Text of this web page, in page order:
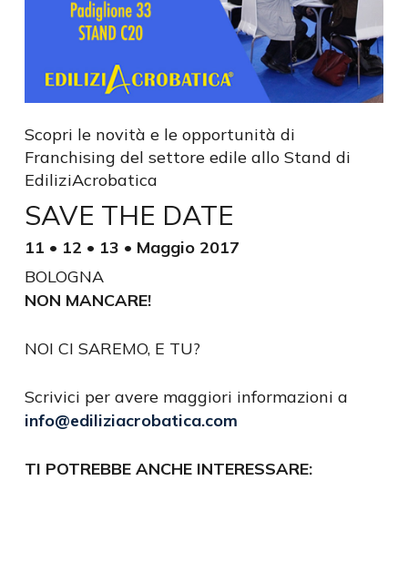
Scopri le novità e le opportunità di
Franchising del settore edile allo Stand di
EdiliziAcrobatica
SAVE THE DATE
11 • 12 • 13 • Maggio 2017
BOLOGNA
NON MANCARE!
NOI CI SAREMO, E TU?
Scrivici per avere maggiori informazioni a
info@ediliziacrobatica.com
TI POTREBBE ANCHE INTERESSARE: